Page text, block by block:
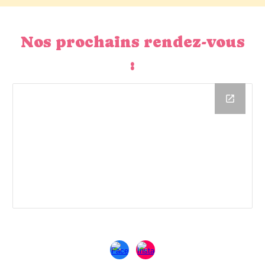
Nos prochains rendez-vous
: